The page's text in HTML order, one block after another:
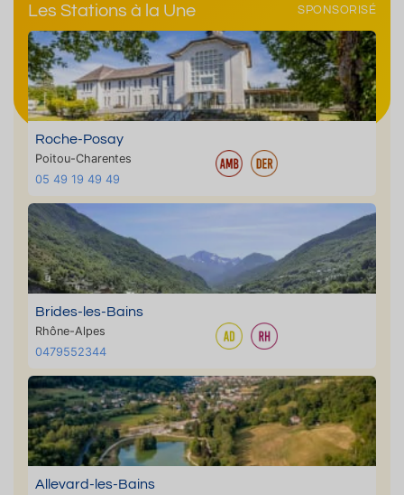
Les Stations à la Une SPONSORISÉ
Roche-Posay
Poitou-Charentes
05 49 19 49 49
Brides-les-Bains
Rhône-Alpes
0479552344
Allevard-les-Bains